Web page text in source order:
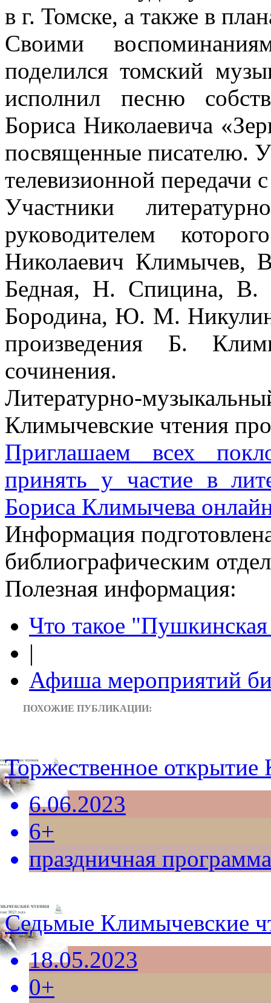
в г. Томске, а также в
Своими
поделился томский
исполнил песню
Бориса Николаевича
посвященные писателю.
телевизионной
Участники
руководителем
Николаевич
Бедная, Н. Спицина, В.
Бородина, Ю. М.
произведения Б.
сочинения.
Литературно-
Климычевские чтения
Приглашаем всех
принять у частие в
Бориса Климычева
Информация
библиографическим
Полезная информация:
Что такое "Пушкинская
|
Афиша мероприятий
ПОХОЖИЕ ПУБЛИКАЦИИ:
Торжественное
6.06.2023
6+
праздничная программа
Седьмые Климычевские
18.05.2023
0+